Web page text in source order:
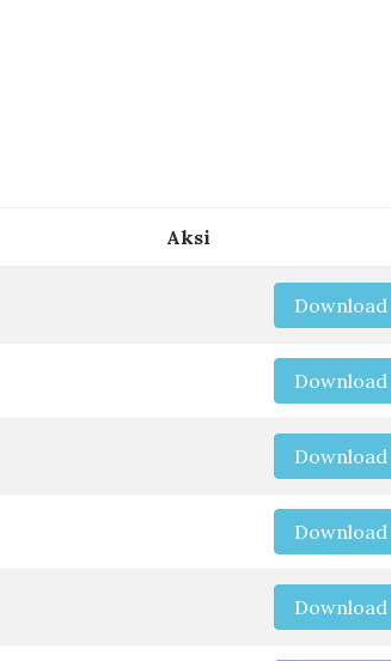
Aksi
Download
Download
Download
Download
Download